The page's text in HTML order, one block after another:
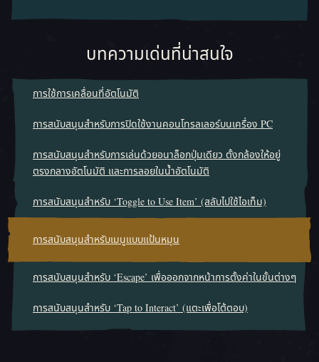
บทความเด่นที่น่าสนใจ
การใช้การเคลื่อนที่อัตโนมัติ
การสนับสนุนสำหรับการปิดใช้งานคอนโทรลเลอร์บนเครื่อง PC
การสนับสนุนสำหรับการเล่นด้วยอนาล็อกปุ่มเดียว ตั้งกล้องให้อยู่
ตรงกลางอัตโนมัติ และการลอยในน้ำอัตโนมัติ
การสนับสนุนสำหรับ ‘Toggle to Use Item’ (สลับไปใช้ไอเท็ม)
การสนับสนุนสำหรับเมนูแบบแป้นหมุน
การสนับสนุนสำหรับ ‘Escape’ เพื่อออกจากหน้าการตั้งค่าในขั้นต่างๆ
การสนับสนุนสำหรับ ‘Tap to Interact’ (แตะเพื่อโต้ตอบ)